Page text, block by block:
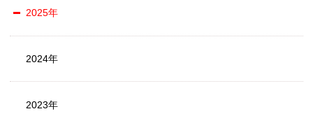
2025年
2024年
2023年